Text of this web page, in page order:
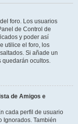
foro. Los usuarios
de Control de
y poder así
utilice el foro, los
Si añade un
quedarán ocultos.
de Amigos e
cada perfil de usuario
Ignorados. También